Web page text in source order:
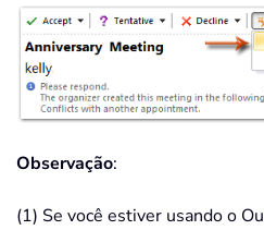
Observação:
(1) Se você estiver usando o